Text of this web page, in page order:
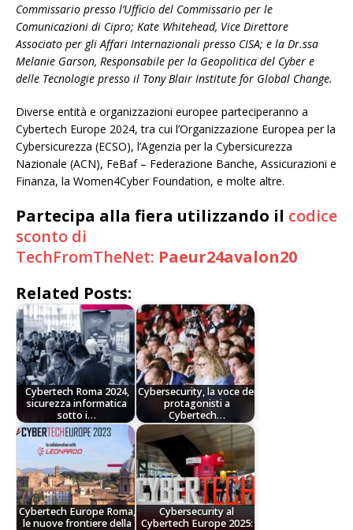
Commissario presso l’Ufficio del Commissario per le
Comunicazioni di Cipro; Kate Whitehead, Vice Direttore
Associato per gli Affari Internazionali presso CISA; e la Dr.ssa
Melanie Garson, Responsabile per la Geopolitica del Cyber e
delle Tecnologie presso il Tony Blair Institute for Global Change.
Diverse entità e organizzazioni europee parteciperanno a
Cybertech Europe 2024, tra cui l’Organizzazione Europea per la
Cybersicurezza (ECSO), l’Agenzia per la Cybersicurezza
Nazionale (ACN), FeBaf – Federazione Banche, Assicurazioni e
Finanza, la Women4Cyber Foundation, e molte altre.
Partecipa alla fiera utilizzando il codice
sconto di
TechFromTheNet: Paeur24avalon20
Related Posts:
Cybertech Roma 2024,
sicurezza informatica
sotto i…
Cybersecurity, la voce dei
protagonisti a
Cybertech…
Cybertech Europe Roma,
le nuove frontiere della
Cybersecurity al
Cybertech Europe 2025: